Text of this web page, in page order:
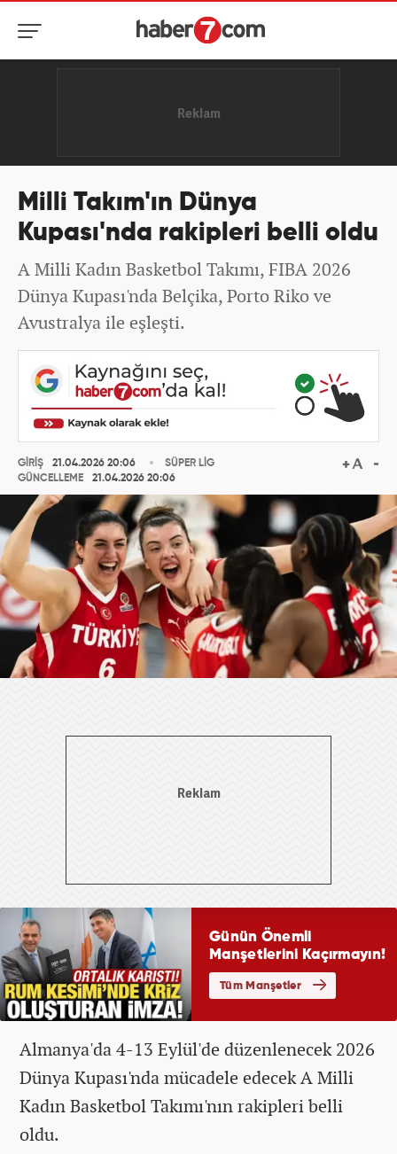
Milli Takım'ın Dünya
Kupası'nda rakipleri belli oldu
A Milli Kadın Basketbol Takımı, FIBA 2026
Dünya Kupası'nda Belçika, Porto Riko ve
Avustralya ile eşleşti.
GİRİŞ
21.04.2026 20:06
GÜNCELLEME
21.04.2026 20:06
SÜPER LİG
Almanya'da 4-13 Eylül'de düzenlenecek 2026
Dünya Kupası'nda mücadele edecek A Milli
Kadın Basketbol Takımı'nın rakipleri belli
oldu.